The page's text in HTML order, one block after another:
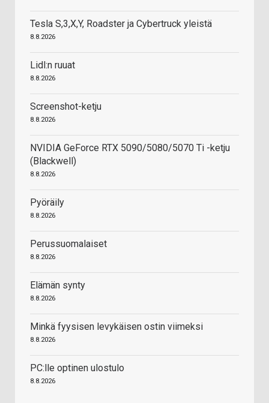
Tesla S,3,X,Y, Roadster ja Cybertruck yleistä
8.8.2026
Lidl:n ruuat
8.8.2026
Screenshot-ketju
8.8.2026
NVIDIA GeForce RTX 5090/5080/5070 Ti -ketju
(Blackwell)
8.8.2026
Pyöräily
8.8.2026
Perussuomalaiset
8.8.2026
Elämän synty
8.8.2026
Minkä fyysisen levykäisen ostin viimeksi
8.8.2026
PC:lle optinen ulostulo
8.8.2026